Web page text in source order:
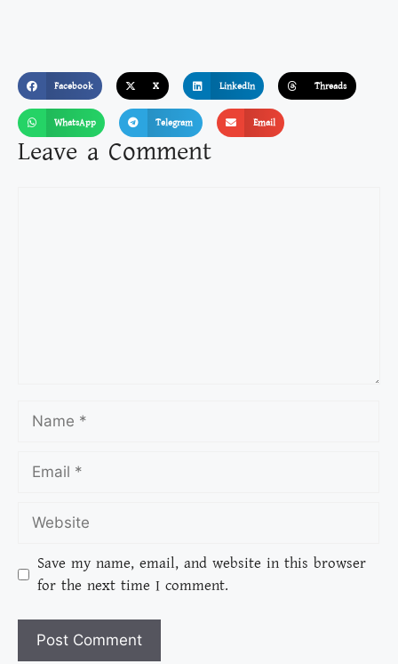
Facebook X LinkedIn Threads
WhatsApp Telegram Email
Leave a Comment
Save my name, email, and website in this browser
for the next time I comment.